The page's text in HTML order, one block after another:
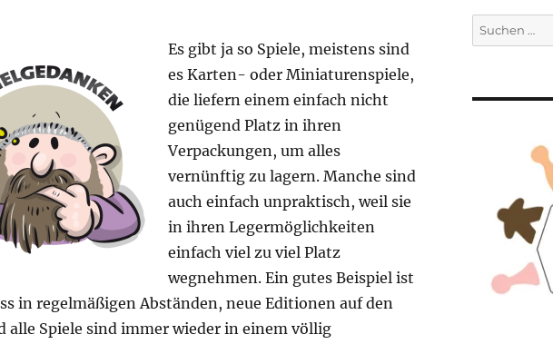
Es gibt ja so Spiele, meistens sind
es Karten- oder Miniaturenspiele,
die liefern einem einfach nicht
genügend Platz in ihren
Verpackungen, um alles
vernünftig zu lagern. Manche sind
auch einfach unpraktisch, weil sie
in ihren Legermöglichkeiten
einfach viel zu viel Platz
wegnehmen. Ein gutes Beispiel ist
in regelmäßigen Abständen, neue Editionen auf den
Spiele sind immer wieder in einem völlig
Suchen
nach: